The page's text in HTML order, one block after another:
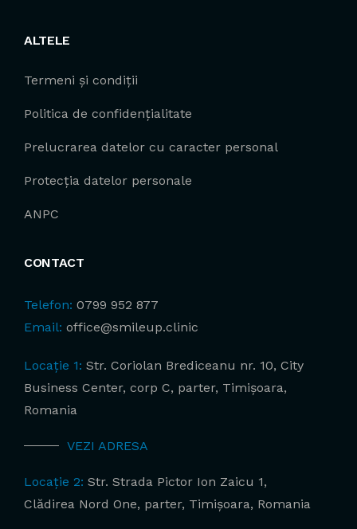
ALTELE
Termeni și condiții
Politica de confidențialitate
Prelucrarea datelor cu caracter personal
Protecția datelor personale
ANPC
CONTACT
Telefon: 0799 952 877
Email: office@smileup.clinic
Locație 1: Str. Coriolan Brediceanu nr. 10, City
Business Center, corp C, parter, Timișoara,
Romania
VEZI ADRESA
Locație 2: Str. Strada Pictor Ion Zaicu 1,
Clădirea Nord One, parter, Timișoara, Romania